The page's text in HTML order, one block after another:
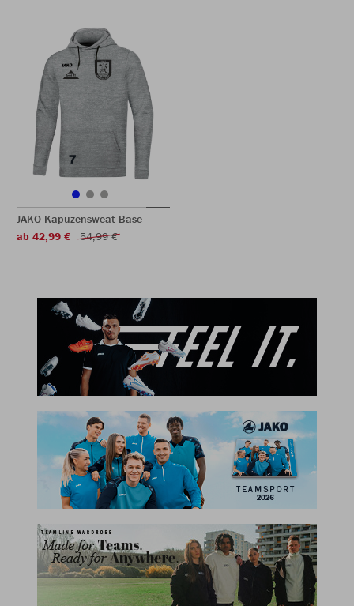
JAKO Kapuzensweat Base
ab 42,99 €
54,99 €